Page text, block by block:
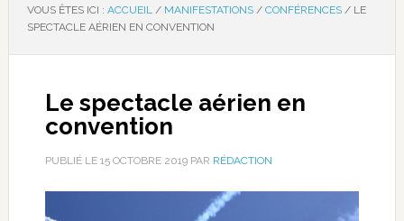
VOUS ÊTES ICI : ACCUEIL / MANIFESTATIONS / CONFÉRENCES /LE
SPECTACLE AÉRIEN EN CONVENTION
Le spectacle aérien en
convention
PUBLIÉ LE 15 OCTOBRE 2019PAR RÉDACTION